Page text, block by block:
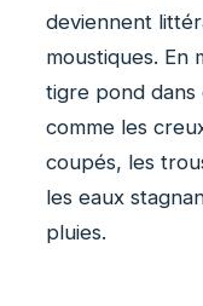
deviennent
moustiques. En
tigre pond dans
comme les
coupés, les
les eaux
pluies.